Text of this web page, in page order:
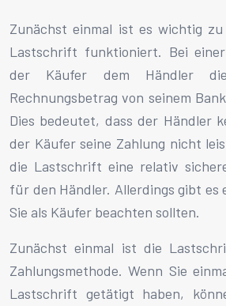
Zunächst einmal ist es wichtig
Lastschrift funktioniert. Bei
der Käufer dem Händler
Rechnungsbetrag von seinem
Dies bedeutet, dass der Händler
der Käufer seine Zahlung nicht
die Lastschrift eine relativ
für den Händler. Allerdings gibt es
Sie als Käufer beachten sollten.
Zunächst einmal ist die
Zahlungsmethode. Wenn Sie
Lastschrift getätigt haben,